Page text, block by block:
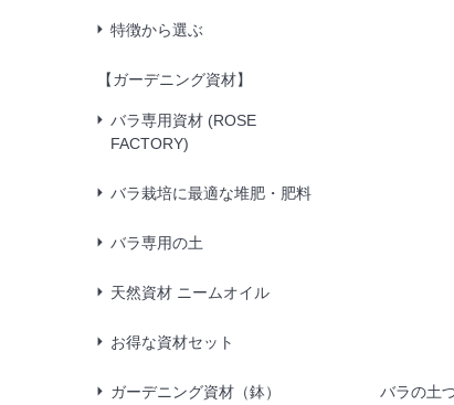
特徴から選ぶ
【ガーデニング資材】
バラ専用資材 (ROSE
FACTORY)
バラ栽培に最適な堆肥・肥料
バラ専用の土
天然資材 ニームオイル
お得な資材セット
ガーデニング資材（鉢）
バラの土